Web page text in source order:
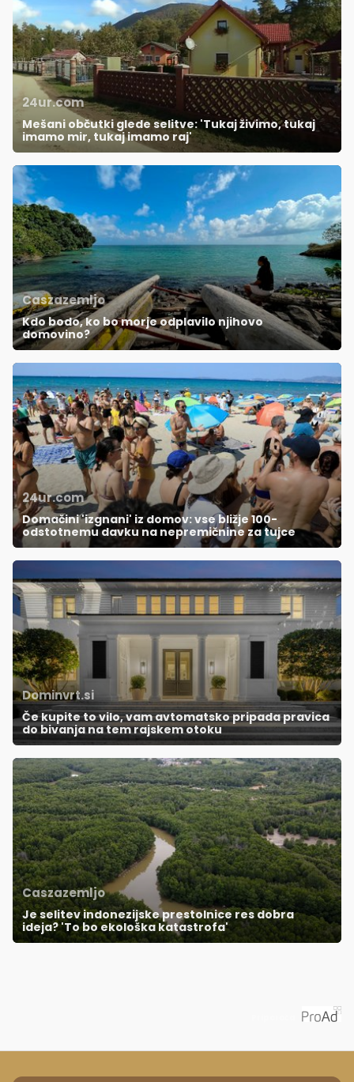
24ur.com
Mešani občutki glede selitve: 'Tukaj živimo, tukaj
imamo mir, tukaj imamo raj'
Caszazemljo
Kdo bodo, ko bo morje odplavilo njihovo
domovino?
24ur.com
Domačini 'izgnani' iz domov: vse bližje 100-
odstotnemu davku na nepremičnine za tujce
Dominvrt.si
Če kupite to vilo, vam avtomatsko pripada pravica
do bivanja na tem rajskem otoku
Caszazemljo
Je selitev indonezijske prestolnice res dobra
ideja? 'To bo ekološka katastrofa'